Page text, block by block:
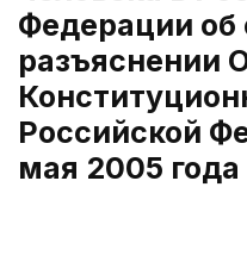
Федерации
разъяснении
Российской
мая 2005